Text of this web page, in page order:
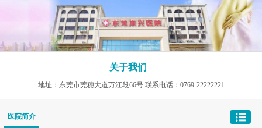
关于我们
地址：东莞市莞穗大道万江段66号 联系电话：0769-22222221
医院简介